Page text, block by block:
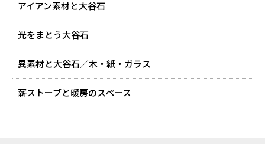
アイアン素材と大谷石
光をまとう大谷石
異素材と大谷石／木・紙・ガラス
薪ストーブと暖房のスペース